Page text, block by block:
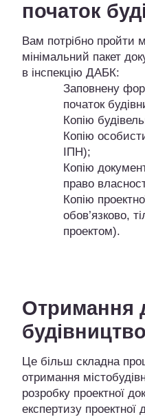
початок
Вам потрібно пройти
мінімальний пакет
в інспекцію ДАБК:
Заповнену
початок
Копію
Копію
ІПН);
Копію
право
Копію
обов’язково,
проектом).
Отримання
будівництво
Це більш складна
отримання
розробку проектної
експертизу проектної